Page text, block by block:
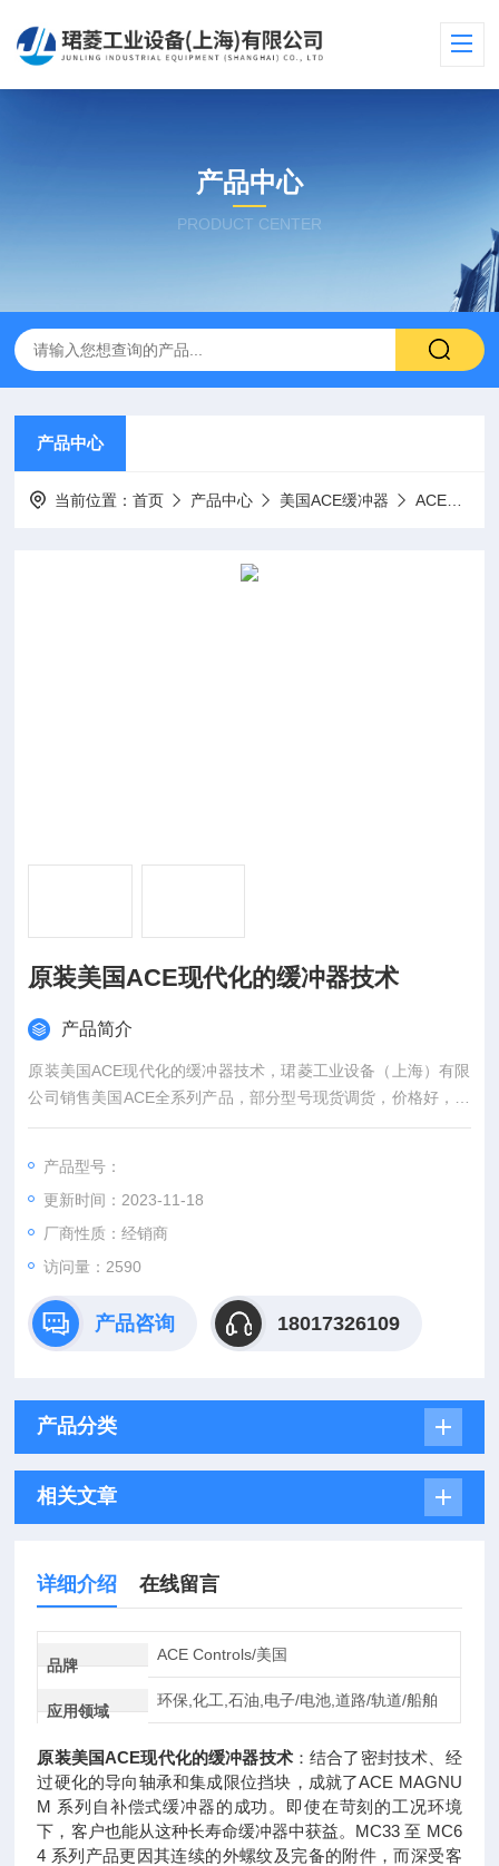
产品中心
PRODUCT CENTER
产品中心
当前位置：首页 产品中心 美国ACE缓冲器 ACE缓冲器
原装美国ACE现代化的缓冲器技术
产品简介
原装美国ACE现代化的缓冲器技术，珺菱工业设备（上海）有限
公司销售美国ACE全系列产品，部分型号现货调货，价格好，欢
迎确认！
产品型号：
更新时间：2023-11-18
厂商性质：经销商
访问量：2590
产品咨询 18017326109
产品分类
相关文章
详细介绍 在线留言
品牌
ACE Controls/美国
应用领域
环保,化工,石油,电子/电池,道路/轨道/船舶
原装美国ACE现代化的缓冲器技术：结合了密封技术、经
过硬化的导向轴承和集成限位挡块，成就了ACE MAGNU
M 系列自补偿式缓冲器的成功。即使在苛刻的工况环境
下，客户也能从这种长寿命缓冲器中获益。MC33 至 MC6
4 系列产品更因其连续的外螺纹及完备的附件，而深受客